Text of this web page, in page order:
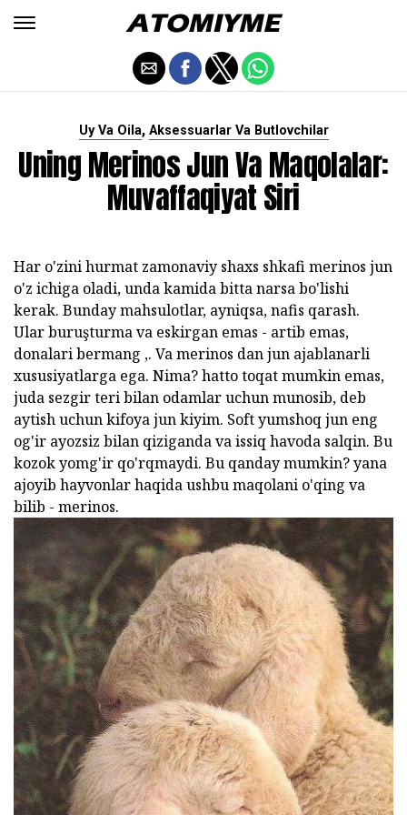
Uy Va Oila, Aksessuarlar Va Butlovchilar
Uning Merinos Jun Va Maqolalar:
Muvaffaqiyat Siri
Har o'zini hurmat zamonaviy shaxs shkafi merinos jun
o'z ichiga oladi, unda kamida bitta narsa bo'lishi
kerak. Bunday mahsulotlar, ayniqsa, nafis qarash.
Ular buruşturma va eskirgan emas - artib emas,
donalari bermang ,. Va merinos dan jun ajablanarli
xususiyatlarga ega. Nima? hatto toqat mumkin emas,
juda sezgir teri bilan odamlar uchun munosib, deb
aytish uchun kifoya jun kiyim. Soft yumshoq jun eng
og'ir ayozsiz bilan qiziganda va issiq havoda salqin. Bu
kozok yomg'ir qo'rqmaydi. Bu qanday mumkin? yana
ajoyib hayvonlar haqida ushbu maqolani o'qing va
bilib - merinos.